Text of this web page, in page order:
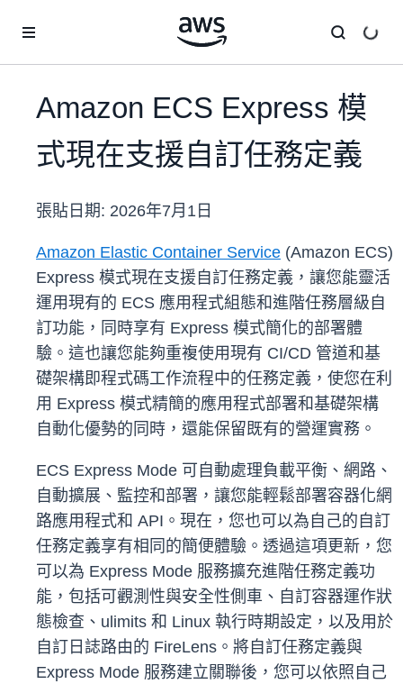
Amazon ECS Express 模
式現在支援自訂任務定義
張貼日期: 2026年7月1日
Amazon Elastic Container Service (Amazon ECS)
Express 模式現在支援自訂任務定義，讓您能靈活
運用現有的 ECS 應用程式組態和進階任務層級自
訂功能，同時享有 Express 模式簡化的部署體
驗。這也讓您能夠重複使用現有 CI/CD 管道和基
礎架構即程式碼工作流程中的任務定義，使您在利
用 Express 模式精簡的應用程式部署和基礎架構
自動化優勢的同時，還能保留既有的營運實務。
ECS Express Mode 可自動處理負載平衡、網路、
自動擴展、監控和部署，讓您能輕鬆部署容器化網
路應用程式和 API。現在，您也可以為自己的自訂
任務定義享有相同的簡便體驗。透過這項更新，您
可以為 Express Mode 服務擴充進階任務定義功
能，包括可觀測性與安全性側車、自訂容器運作狀
態檢查、ulimits 和 Linux 執行時期設定，以及用於
自訂日誌路由的 FireLens。將自訂任務定義與
Express Mode 服務建立關聯後，您可以依照自己